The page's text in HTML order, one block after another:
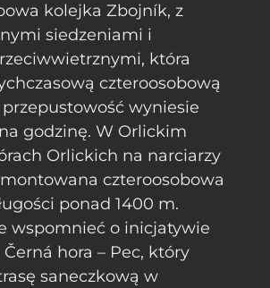
kolejka Zbojník, z
siedzeniami i
która
czteroosobową
wyniesie
godzinę. W Orlickim
Orlickich na narciarzy
czteroosobowa
ponad 1400 m.
wspomnieć o inicjatywie
hora – Pec, który
saneczkową w